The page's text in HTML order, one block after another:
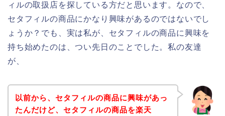
ィルの取扱店を探している方だと思います。なので、
セタフィルの商品にかなり興味があるのではないでし
ょうか？でも、実は私が、セタフィルの商品に興味を
持ち始めたのは、つい先日のことでした。私の友達
が、
以前から、セタフィルの商品に興味があっ
たんだけど、セタフィルの商品を楽天